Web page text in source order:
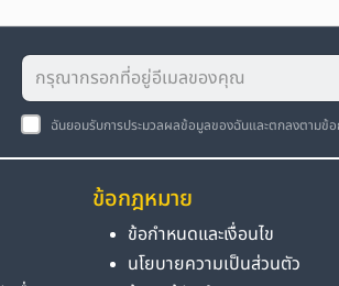
ฉันยอมรับการประมวลผลข้อมูลของฉันและตกลงตามข้
ข้อกฎหมาย
ข้อกำหนดและเงื่อนไข
นโยบายความเป็นส่วนตัว